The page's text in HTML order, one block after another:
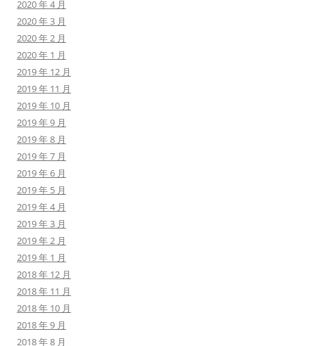
2020 年 4 月
2020 年 3 月
2020 年 2 月
2020 年 1 月
2019 年 12 月
2019 年 11 月
2019 年 10 月
2019 年 9 月
2019 年 8 月
2019 年 7 月
2019 年 6 月
2019 年 5 月
2019 年 4 月
2019 年 3 月
2019 年 2 月
2019 年 1 月
2018 年 12 月
2018 年 11 月
2018 年 10 月
2018 年 9 月
2018 年 8 月